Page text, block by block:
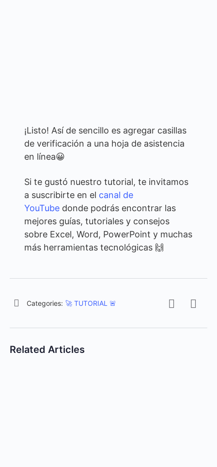
¡Listo! Así de sencillo es agregar casillas
de verificación a una hoja de asistencia
en línea😀
Si te gustó nuestro tutorial, te invitamos
a suscribirte en el canal de
YouTube donde podrás encontrar las
mejores guías, tutoriales y consejos
sobre Excel, Word, PowerPoint y muchas
más herramientas tecnológicas 🙌
Categories: 🚀 TUTORIAL 🚨
Related Articles